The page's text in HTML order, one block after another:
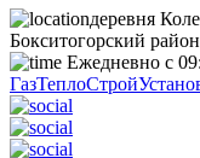
деревня
Бокситогорский район
Ежедневно с
ГазТеплоСтрой